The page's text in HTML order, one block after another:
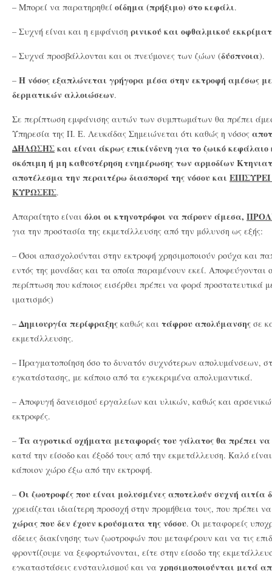
– Μπορεί να παρατηρηθεί οίδημα (πρήξιμο) στο κεφάλι.
– Συχνή είναι και η εμφάνιση ρινικού και οφθαλμικού
– Συχνά προσβάλλονται και οι πνεύμονες των ζώων (δύσπνοια).
– Η νόσος εξαπλώνεται γρήγορα μέσα στην εκτροφή αμέσως
δερματικών αλλοιώσεων.
Σε περίπτωση εμφάνισης αυτών των συμπτωμάτων θα πρέπει
Υπηρεσία της Π. Ε. Λευκάδας Σημειώνεται ότι καθώς η νόσος
ΔΗΛΩΣΗΣκαι είναι άκρως επικίνδυνη για το ζωικό
σκόπιμη ή μη καθυστέρηση ενημέρωσης των αρμοδίων
αποτέλεσμα την περαιτέρω διασπορά της νόσου και
ΚΥΡΩΣΕΙΣ.
Απαραίτητο είναι όλοι οι κτηνοτρόφοι να πάρουν άμεσα,
για την προστασία της εκμετάλλευσης από την μόλυνση ως εξής:
– Όσοι απασχολούνται στην εκτροφή χρησιμοποιούν ρούχα και
εντός της μονάδας και τα οποία παραμένουν εκεί. Αποφεύγονται
περίπτωση που κάποιος εισέρθει πρέπει να φορά προστατευτικά
ιματισμός)
–Δημιουργία περίφραξης καθώς και τάφρου απολύμανσης σε
εκμετάλλευσης.
– Πραγματοποίηση όσο το δυνατόν συχνότερων απολυμάνσεων,
εγκατάστασης, με κάποιο από τα εγκεκριμένα απολυμαντικά.
– Αποφυγή δανεισμού εργαλείων και υλικών, καθώς και
εκτροφές.
– Τα αγροτικά οχήματα μεταφοράς του γάλατος θα πρέπει
κατά την είσοδο και έξοδό τους από την εκμετάλλευση. Καλό
κάποιον χώρο έξω από την εκτροφή.
– Οι ζωοτροφές που είναι μολυσμένες αποτελούν συχνή αιτία
χρειάζεται ιδιαίτερη προσοχή στην προμήθεια τους, που πρέπει
χώρας που δεν έχουν κρούσματα της νόσου. Οι μεταφορείς
άδειες διακίνησης των ζωοτροφών που μεταφέρουν και να τις
φροντίζουμε να ξεφορτώνονται, είτε στην είσοδο της
εγκαταστάσεις ενσταυλισμού και να χρησιμοποιούνται μετά